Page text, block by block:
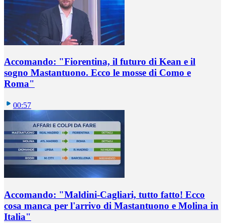
Accomando: "Fiorentina, il futuro di Kean e il
sogno Mastantuono. Ecco le mosse di Como e
Roma"
00:57
Accomando: "Maldini-Cagliari, tutto fatto! Ecco
cosa manca per l'arrivo di Mastantuono e Molina in
Italia"